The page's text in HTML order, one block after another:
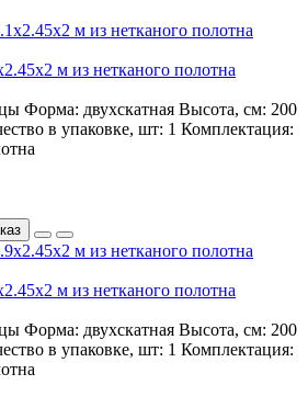
м из нетканого полотна
Форма: двухскатная Высота, см: 200
в упаковке, шт: 1 Комплектация:
м из нетканого полотна
Форма: двухскатная Высота, см: 200
в упаковке, шт: 1 Комплектация: